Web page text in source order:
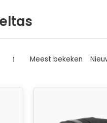
Meest bekeken